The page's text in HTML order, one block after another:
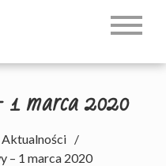
"BLUR"
marca 2020
Aktualności
– 1 marca 2020